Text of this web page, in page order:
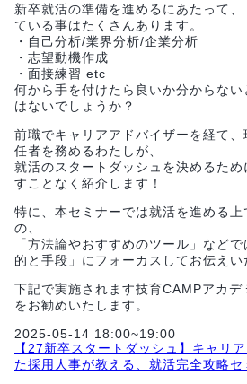
新卒就活の準備を進めるにあたって
ている事はたくさんあります。
・自己分析/業界分析/企業分析
・志望動機作成
・面接練習 etc
何から手を付けたら良いか分からな
はないでしょうか？
前職でキャリアアドバイザーを経て
任者を務めるわたしが、
就活のスタートダッシュを決めるた
すことなく紹介します！
特に、本セミナーでは就活を進める
の、
「方法論やおすすめのツール」など
的と手段」にフォーカスしてお伝えい
下記で実施されます技育CAMPアカ
をお勧めいたします。
2025-05-14 18:00~19:00
【27新卒スタートダッシュ】キャリ
た採用人事が教える、就活完全攻略セ